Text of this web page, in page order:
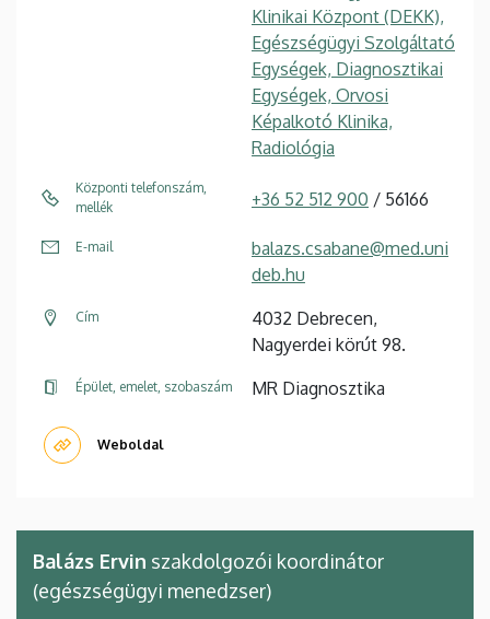
Klinikai Központ (DEKK),
Egészségügyi Szolgáltató
Egységek, Diagnosztikai
Egységek, Orvosi
Képalkotó Klinika,
Radiológia
Központi telefonszám,
mellék
+36 52 512 900 / 56166
E-mail
balazs.csabane@med.uni
deb.hu
Cím
4032 Debrecen,
Nagyerdei körút 98.
Épület, emelet, szobaszám MR Diagnosztika
Weboldal
Balázs Ervin szakdolgozói koordinátor
(egészségügyi menedzser)